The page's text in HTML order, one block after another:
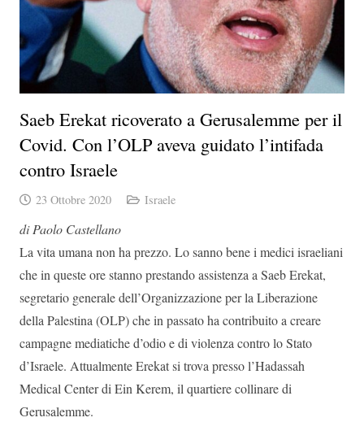
Saeb Erekat ricoverato a Gerusalemme per il
Covid. Con l’OLP aveva guidato l’intifada
contro Israele
23 Ottobre 2020 Israele
di Paolo Castellano
La vita umana non ha prezzo. Lo sanno bene i medici israeliani
che in queste ore stanno prestando assistenza a Saeb Erekat,
segretario generale dell’Organizzazione per la Liberazione
della Palestina (OLP) che in passato ha contribuito a creare
campagne mediatiche d’odio e di violenza contro lo Stato
d’Israele. Attualmente Erekat si trova presso l’Hadassah
Medical Center di Ein Kerem, il quartiere collinare di
Gerusalemme.